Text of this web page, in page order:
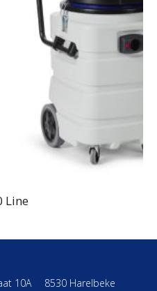
Line
10A
8530 Harelbeke